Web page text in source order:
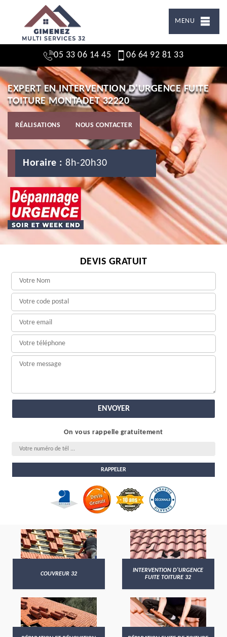
MENU
05 33 06 14 45 06 64 92 81 33
EXPERT EN INTERVENTION D'URGENCE FUITE
TOITURE MONTADET 32220
RÉALISATIONS NOUS CONTACTER
Horaire : 8h-20h30
DEVIS GRATUIT
On vous rappelle gratuitement
COUVREUR 32
INTERVENTION D'URGENCE
FUITE TOITURE 32